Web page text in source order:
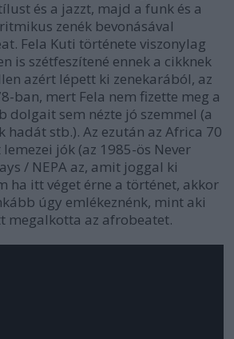
és a jazzt, majd a funk és a
zenék bevonásával
Fela Kuti története viszonylag
is szétfeszítené ennek a cikknek
azért lépett ki zenekarából, az
ban, mert Fela nem fizette meg a
dolgait sem nézte jó szemmel (a
hadát stb.). Az ezután az Africa 70
jók (az 1985-ös Never
/ NEPA az, amit joggal ki
ha itt véget érne a történet, akkor
úgy emlékeznénk, mint aki
megalkotta az afrobeatet.